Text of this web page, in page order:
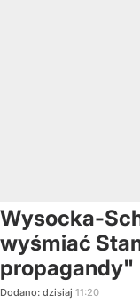
Wysocka-
wyśmiać
propagandy"
Dodano: dzisiaj 11:20